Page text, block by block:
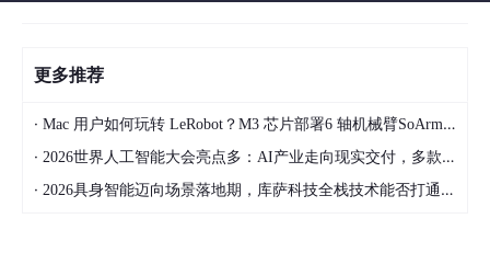
更多推荐
· Mac 用户如何玩转 LeRobot？M3 芯片部署6 轴机械臂SoArm101经验总结 第3篇
· 2026世界人工智能大会亮点多：AI产业走向现实交付，多款创新产品亮相！
· 2026具身智能迈向场景落地期，库萨科技全栈技术能否打通城市服务机器人规模化之路？